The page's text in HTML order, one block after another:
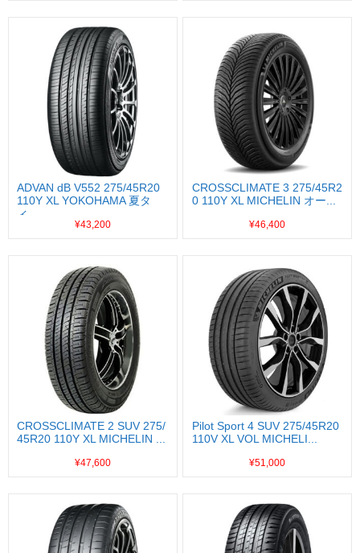
ADVAN dB V552 275/45R20
110Y XL YOKOHAMA 夏タ
イ...
¥43,200
CROSSCLIMATE 3 275/45R2
0 110Y XL MICHELIN オー...
¥46,400
CROSSCLIMATE 2 SUV 275/
45R20 110Y XL MICHELIN ...
¥47,600
Pilot Sport 4 SUV 275/45R20
110V XL VOL MICHELI...
¥51,000